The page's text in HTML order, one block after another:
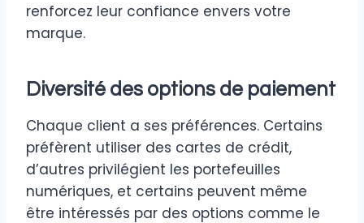
renforcez leur confiance envers votre
marque.
Diversité des options de paiement
Chaque client a ses préférences. Certains
préfèrent utiliser des cartes de crédit,
d’autres privilégient les portefeuilles
numériques, et certains peuvent même
être intéressés par des options comme le